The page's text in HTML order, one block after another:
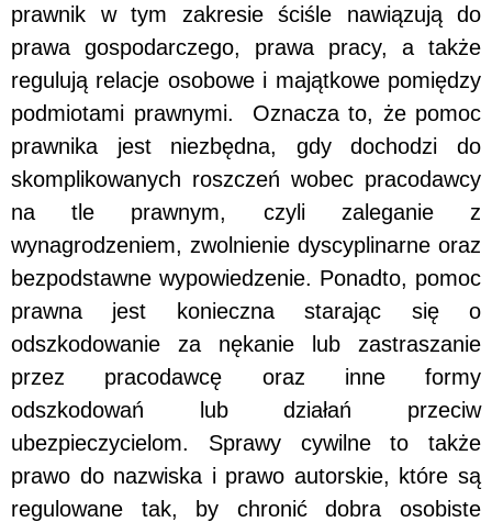
prawnik w tym zakresie ściśle nawiązują do
prawa gospodarczego, prawa pracy, a także
regulują relacje osobowe i majątkowe pomiędzy
podmiotami prawnymi. Oznacza to, że pomoc
prawnika jest niezbędna, gdy dochodzi do
skomplikowanych roszczeń wobec pracodawcy
na tle prawnym, czyli zaleganie z
wynagrodzeniem, zwolnienie dyscyplinarne oraz
bezpodstawne wypowiedzenie. Ponadto, pomoc
prawna jest konieczna starając się o
odszkodowanie za nękanie lub zastraszanie
przez pracodawcę oraz inne formy
odszkodowań lub działań przeciw
ubezpieczycielom. Sprawy cywilne to także
prawo do nazwiska i prawo autorskie, które są
regulowane tak, by chronić dobra osobiste